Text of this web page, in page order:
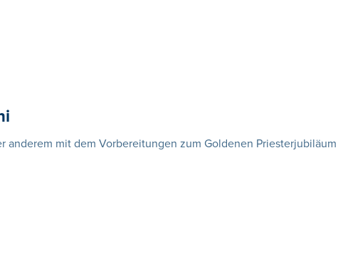
anderem mit dem Vorbereitungen zum Goldenen Priesterjubiläum